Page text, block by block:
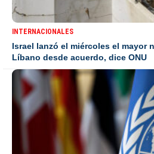
INTERNACIONALES
Israel lanzó el miércoles el mayor
Líbano desde acuerdo, dice ONU